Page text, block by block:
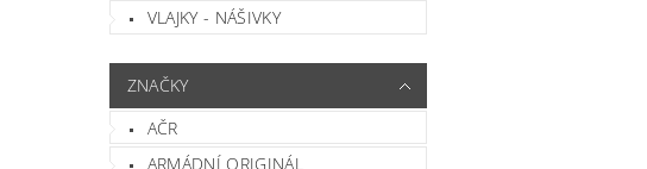
VLAJKY - NÁŠIVKY
ZNAČKY
AČR
ARMÁDNÍ ORIGINÁL